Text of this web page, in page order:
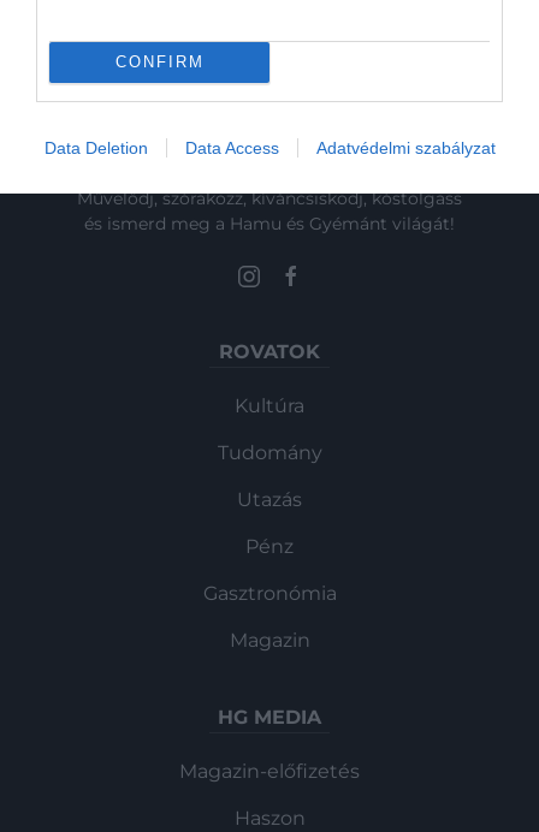
CONFIRM
Data Deletion Data Access Adatvédelmi szabályzat
Művelődj, szórakozz, kíváncsiskodj, kóstolgass
és ismerd meg a Hamu és Gyémánt világát!
ROVATOK
Kultúra
Tudomány
Utazás
Pénz
Gasztronómia
Magazin
HG MEDIA
Magazin-előfizetés
Haszon